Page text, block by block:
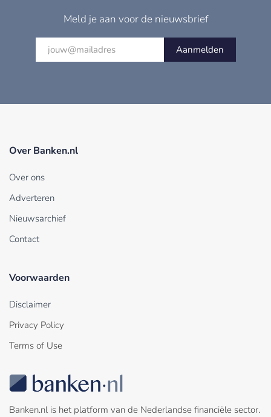
Meld je aan voor de nieuwsbrief
Aanmelden
Over Banken.nl
Over ons
Adverteren
Nieuwsarchief
Contact
Voorwaarden
Disclaimer
Privacy Policy
Terms of Use
Banken.nl is het platform van de Nederlandse financiële sector.